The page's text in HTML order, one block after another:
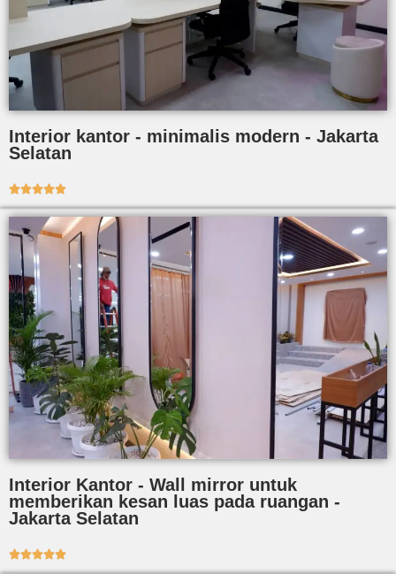
Interior kantor - minimalis modern - Jakarta
Selatan

Interior Kantor - Wall mirror untuk
memberikan kesan luas pada ruangan -
Jakarta Selatan
